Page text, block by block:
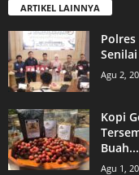
ARTIKEL LAINNYA
Agu 2,
Kopi
Buah...
Agu 1,